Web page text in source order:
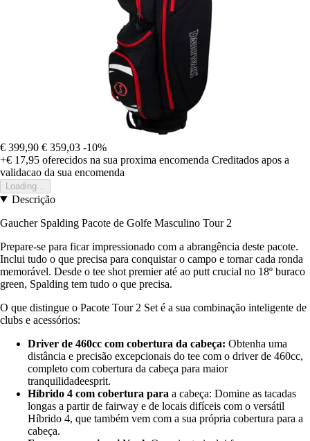
€ 399,90 € 359,03 -10%
+€ 17,95 oferecidos na sua proxima encomenda Creditados apos a
validacao da sua encomenda
Loading...
Descrição
Gaucher Spalding Pacote de Golfe Masculino Tour 2
Prepare-se para ficar impressionado com a abrangência deste pacote.
Inclui tudo o que precisa para conquistar o campo e tornar cada ronda
memorável. Desde o tee shot premier até ao putt crucial no 18º buraco
green, Spalding tem tudo o que precisa.
O que distingue o Pacote Tour 2 Set é a sua combinação inteligente de
clubs e acessórios:
Driver de 460cc com cobertura da cabeça: Obtenha uma
distância e precisão excepcionais do tee com o driver de 460cc,
completo com cobertura da cabeça para maior
tranquilidadeesprit.
Híbrido 4 com cobertura para a cabeça: Domine as tacadas
longas a partir de fairway e de locais difíceis com o versátil
Híbrido 4, que também vem com a sua própria cobertura para a
cabeça.